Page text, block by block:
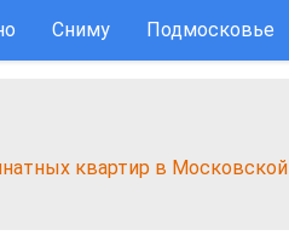
Сниму Подмосковье
квартир в Московской